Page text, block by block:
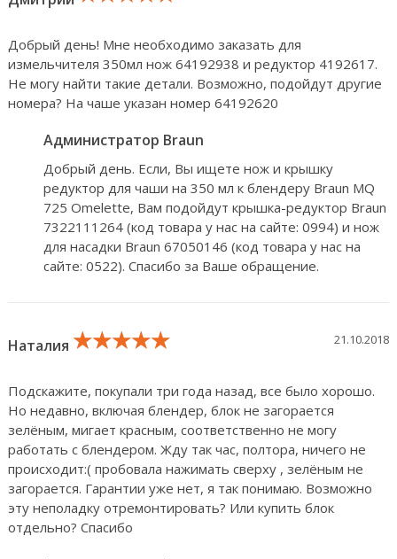
Добрый день! Мне необходимо заказать для
измельчителя 350мл нож 64192938 и редуктор 4192617.
Не могу найти такие детали. Возможно, подойдут другие
номера? На чаше указан номер 64192620
Администратор Braun
Добрый день. Если, Вы ищете нож и крышку
редуктор для чаши на 350 мл к блендеру Braun MQ
725 Omelette, Вам подойдут крышка-редуктор Braun
7322111264 (код товара у нас на сайте: 0994) и нож
для насадки Braun 67050146 (код товара у нас на
сайте: 0522). Спасибо за Ваше обращение.
Наталия ★★★★★
★★★★★
★★★★★ 21.10.2018
Подскажите, покупали три года назад, все было хорошо.
Но недавно, включая блендер, блок не загорается
зелёным, мигает красным, соответственно не могу
работать с блендером. Жду так час, полтора, ничего не
происходит:( пробовала нажимать сверху , зелёным не
загорается. Гарантии уже нет, я так понимаю. Возможно
эту неполадку отремонтировать? Или купить блок
отдельно? Спасибо